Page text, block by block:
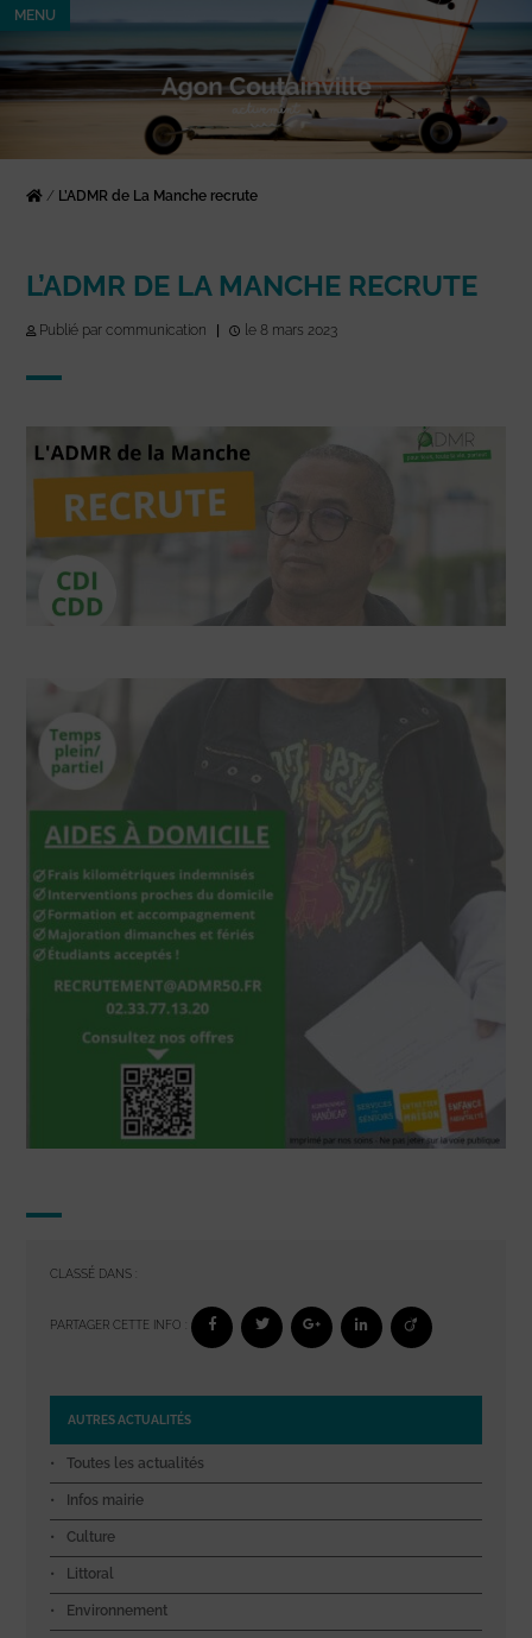
MENU
/ L’ADMR de La Manche recrute
L’ADMR DE LA MANCHE RECRUTE
Publié par communication le 8 mars 2023
CLASSÉ DANS :
PARTAGER CETTE INFO :
AUTRES ACTUALITÉS
Toutes les actualités
Infos mairie
Culture
Littoral
Environnement